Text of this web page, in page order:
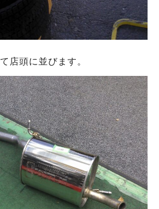
店頭に並びます。